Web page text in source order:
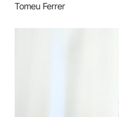
Tomeu Ferrer